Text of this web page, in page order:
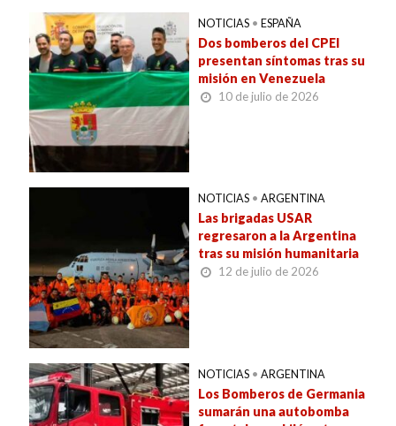
NOTICIAS • ESPAÑA
Dos bomberos del CPEI
presentan síntomas tras su
misión en Venezuela
10 de julio de 2026
NOTICIAS • ARGENTINA
Las brigadas USAR
regresaron a la Argentina
tras su misión humanitaria
12 de julio de 2026
NOTICIAS • ARGENTINA
Los Bomberos de Germania
sumarán una autobomba